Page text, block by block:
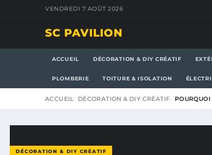
VENDREDI 7 AOÛT 2026
SC PAVILION
ACCUEIL DÉCORATION & DIY CRÉATIF
PLOMBERIE TOITURE & ISOLATION
ACCUEIL DÉCORATION & DIY CRÉATIF
DÉCORATION & DIY CRÉATIF